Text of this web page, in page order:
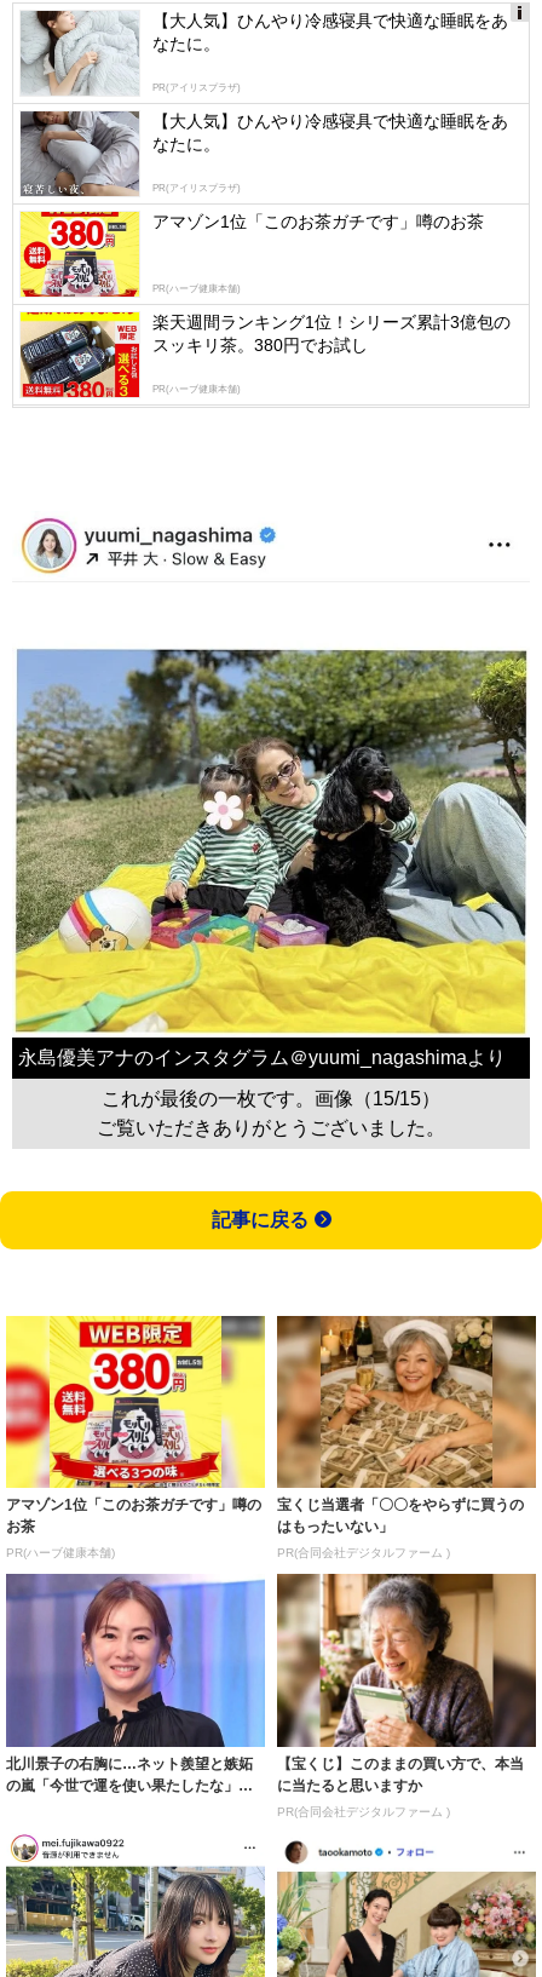
【大人気】ひんやり冷感寝具で快適な睡眠をあ
なたに。
PR(アイリスプラザ)
【大人気】ひんやり冷感寝具で快適な睡眠をあ
なたに。
PR(アイリスプラザ)
アマゾン1位「このお茶ガチです」噂のお茶
PR(ハーブ健康本舗)
楽天週間ランキング1位！シリーズ累計3億包の
スッキリ茶。380円でお試し
PR(ハーブ健康本舗)
永島優美アナのインスタグラム＠yuumi_nagashimaより
これが最後の一枚です。画像（15/15）
ご覧いただきありがとうございました。
記事に戻る
アマゾン1位「このお茶ガチです」噂の
お茶
PR(ハーブ健康本舗)
宝くじ当選者「〇〇をやらずに買うの
はもったいない」
PR(合同会社デジタルファーム )
北川景子の右胸に…ネット羨望と嫉妬
の嵐「今世で運を使い果たしたな」
【宝くじ】このままの買い方で、本当
に当たると思いますか
PR(合同会社デジタルファーム )